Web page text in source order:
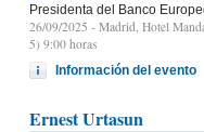
Presidenta del Banco
26/09/2025 - Madrid, Hotel
5) 9:00 horas
Información del evento
Ernest Urtasun